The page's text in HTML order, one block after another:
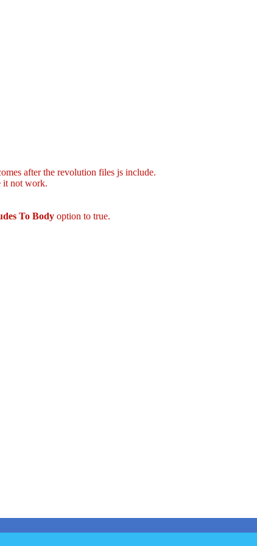
after the revolution files js include.
it not work.
To Body option to true.